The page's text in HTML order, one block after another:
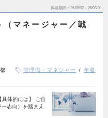
掲載期間 26/08/07～26/08/20
（マネージャー／戦
管理職・マネジャー
年収
具体的には】 ご自
志向）を踏まえ